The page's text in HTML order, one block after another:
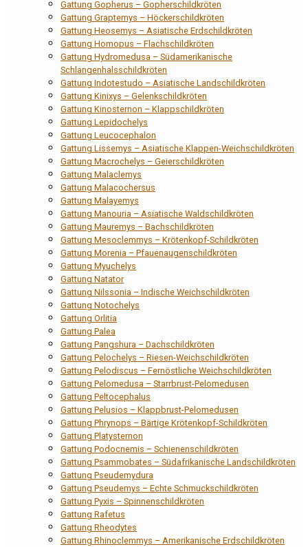
Gattung Gopherus – Gopherschildkröten
Gattung Graptemys – Höckerschildkröten
Gattung Heosemys – Asiatische Erdschildkröten
Gattung Homopus – Flachschildkröten
Gattung Hydromedusa – Südamerikanische
Schlangenhalsschildkröten
Gattung Indotestudo – Asiatische Landschildkröten
Gattung Kinixys – Gelenkschildkröten
Gattung Kinosternon – Klappschildkröten
Gattung Lepidochelys
Gattung Leucocephalon
Gattung Lissemys – Asiatische Klappen-Weichschildkröten
Gattung Macrochelys – Geierschildkröten
Gattung Malaclemys
Gattung Malacochersus
Gattung Malayemys
Gattung Manouria – Asiatische Waldschildkröten
Gattung Mauremys – Bachschildkröten
Gattung Mesoclemmys – Krötenkopf-Schildkröten
Gattung Morenia – Pfauenaugenschildkröten
Gattung Myuchelys
Gattung Natator
Gattung Nilssonia – Indische Weichschildkröten
Gattung Notochelys
Gattung Orlitia
Gattung Palea
Gattung Pangshura – Dachschildkröten
Gattung Pelochelys – Riesen-Weichschildkröten
Gattung Pelodiscus – Fernöstliche Weichschildkröten
Gattung Pelomedusa – Starrbrust-Pelomedusen
Gattung Peltocephalus
Gattung Pelusios – Klappbrust-Pelomedusen
Gattung Phrynops – Bärtige Krötenkopf-Schildkröten
Gattung Platysternon
Gattung Podocnemis – Schienenschildkröten
Gattung Psammobates – Südafrikanische Landschildkröten
Gattung Pseudemydura
Gattung Pseudemys – Echte Schmuckschildkröten
Gattung Pyxis – Spinnenschildkröten
Gattung Rafetus
Gattung Rheodytes
Gattung Rhinoclemmys – Amerikanische Erdschildkröten